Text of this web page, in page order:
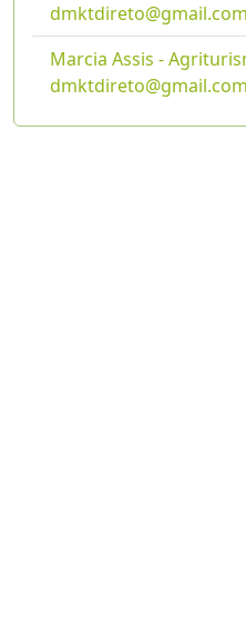
dmktdireto@gmail.com
Marcia Assis -
dmktdireto@gmail.com